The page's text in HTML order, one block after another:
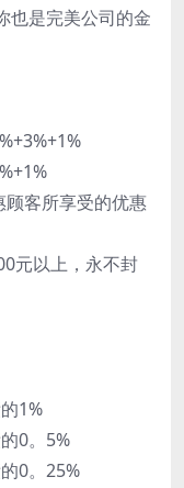
也是完美公司的金
客所享受的优惠
元以上，永不封
1%
0。5%
0。25%